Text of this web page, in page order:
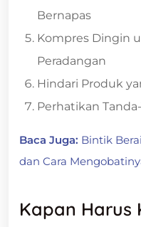
Bernapas
Kompres Dingin
Peradangan
Hindari Produk
Perhatikan
Baca Juga: Bintik
dan Cara
Kapan Harus